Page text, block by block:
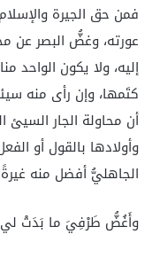
فمن حق الجيرة
عورته، وغضُّ البصر عن
إليه، ولا يكون الواحد
كتَمها، وإن رأى منه
أن محاولة الجار
وأولادها بالقول أو
الجاهليُّ أفضل منه
وأَغُضُّ طَرْفِيَ ما بَدَتْ لي